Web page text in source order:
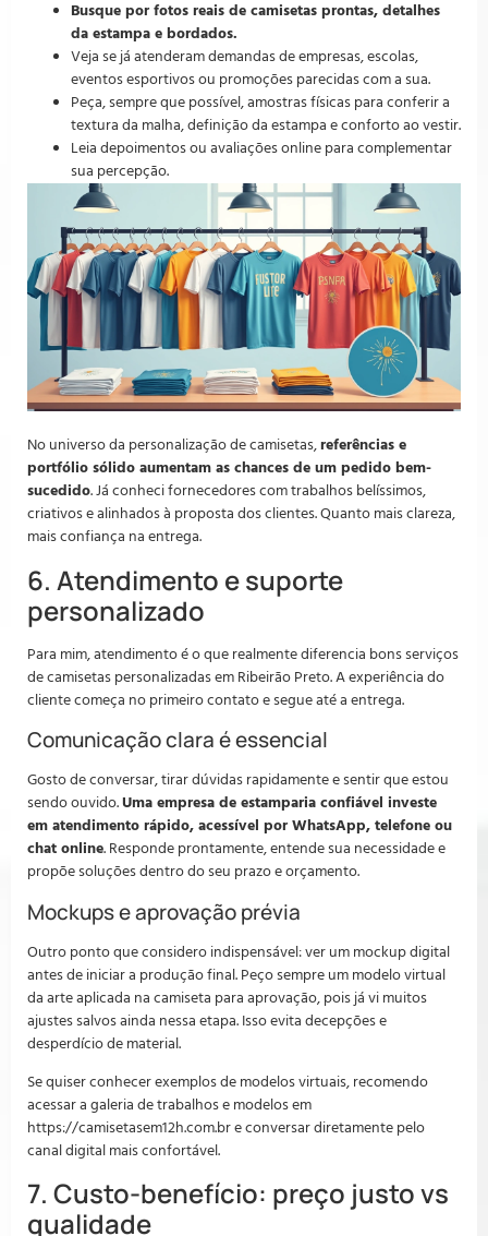
Busque por fotos reais de camisetas prontas, detalhes
da estampa e bordados.
Veja se já atenderam demandas de empresas, escolas,
eventos esportivos ou promoções parecidas com a sua.
Peça, sempre que possível, amostras físicas para conferir a
textura da malha, definição da estampa e conforto ao vestir.
Leia depoimentos ou avaliações online para complementar
sua percepção.
No universo da personalização de camisetas,referências e
portfólio sólido aumentam as chances de um pedido bem-
sucedido. Já conheci fornecedores com trabalhos belíssimos,
criativos e alinhados à proposta dos clientes. Quanto mais clareza,
mais confiança na entrega.
6. Atendimento e suporte
personalizado
Para mim, atendimento é o que realmente diferencia bons serviços
de camisetas personalizadas em Ribeirão Preto. A experiência do
cliente começa no primeiro contato e segue até a entrega.
Comunicação clara é essencial
Gosto de conversar, tirar dúvidas rapidamente e sentir que estou
sendo ouvido.Uma empresa de estamparia confiável investe
em atendimento rápido, acessível por WhatsApp, telefone ou
chat online. Responde prontamente, entende sua necessidade e
propõe soluções dentro do seu prazo e orçamento.
Mockups e aprovação prévia
Outro ponto que considero indispensável: ver um mockup digital
antes de iniciar a produção final. Peço sempre um modelo virtual
da arte aplicada na camiseta para aprovação, pois já vi muitos
ajustes salvos ainda nessa etapa. Isso evita decepções e
desperdício de material.
Se quiser conhecer exemplos de modelos virtuais, recomendo
acessar a galeria de trabalhos e modelos em
https://camisetasem12h.com.br e conversar diretamente pelo
canal digital mais confortável.
7. Custo-benefício: preço justo vs
qualidade